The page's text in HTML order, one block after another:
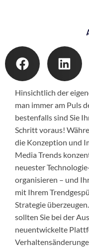
Hinsichtlich der
man immer am Puls
bestenfalls sind Sie
Schritt voraus!
die Konzeption und
Media Trends
neuester
organisieren – und
mit Ihrem
Strategie
sollten Sie bei der
neuentwickelte